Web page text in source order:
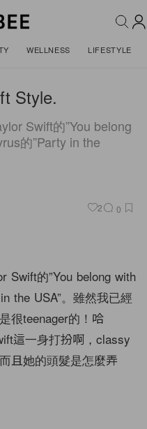
WELLNESS LIFESTYLE
Style.
Swift的”You belong
的”Party in the
2 0
Swift的”You belong with
the USA”。雖然我已經
很teenager的！哈
這一身打扮啊，classy
且她的頭髮是怎麼弄